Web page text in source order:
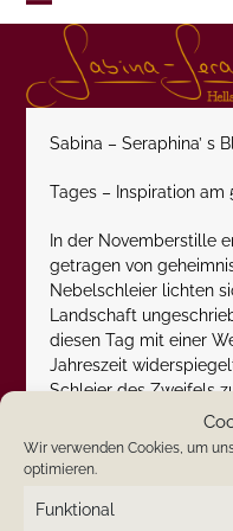
Wir verwenden Cookies, um
optimieren.
Funktional
Skip
Open
mobile
menu
Close
mobile
menu
Sabina – Seraphina’ s
Tages – Inspiration am
In der Novemberstille
getragen von
Nebelschleier lichten
Landschaft
diesen Tag mit einer
Jahreszeit
Schleier des Zweifels
Die Novembernächte
Bäume tragen das
knorrigen Zweigen.
gerade dieses Nein